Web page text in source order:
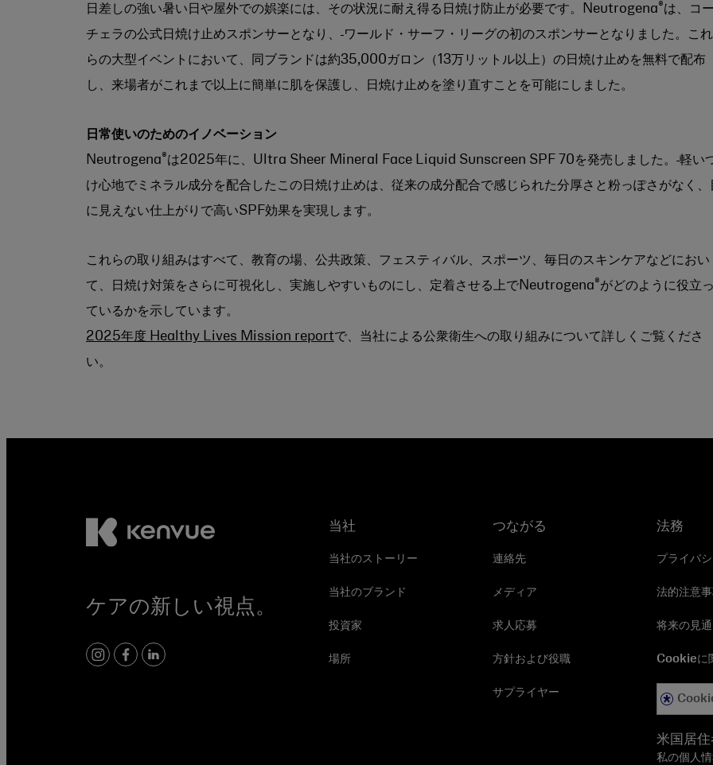
日差しの強い暑い日や屋外での娯楽には、その状況に耐え得る日焼け防止が必要です。Neutrogena ® は、コ
チェラの公式日焼け止めスポンサーとなり、
ワールド・サーフ・リーグの初のスポンサーとなりました。これ
らの大型イベントにおいて、同ブランドは約35,000ガロン（13万リットル以上）の日焼け止めを無料で配布
し、来場者がこれまで以上に簡単に肌を保護し、日焼け止めを塗り直すことを可能にしました。
日常使いのためのイノベーション
Neutrogena ® は2025年に、Ultra Sheer Mineral Face Liquid Sunscreen SPF 70を発売しました。
軽い
け心地でミネラル成分を配合したこの日焼け止めは、従来の成分配合で感じられた分厚さと粉っぽさがなく、
に見えない仕上がりで高いSPF効果を実現します。
これらの取り組みはすべて、教育の場、公共政策、フェスティバル、スポーツ、毎日のスキンケアなどにおい
て、日焼け対策をさらに可視化し、実施しやすいものにし、定着させる上でNeutrogena ® がどのように役立
ているかを示しています。
2025年度 Healthy Lives Mission reportで、当社による公衆衛生への取り組みについて詳しくご覧くださ
い。
ケアの新しい視点。
Instagram
Facebook
LinkedIn
当社
当社のストーリー
当社のブランド
投資家
場所
つながる
連絡先
メディア
求人応募
方針および役職
サプライヤー
法務
プライバ
法的注意
将来の見
Cookieに
米国居
私の個人